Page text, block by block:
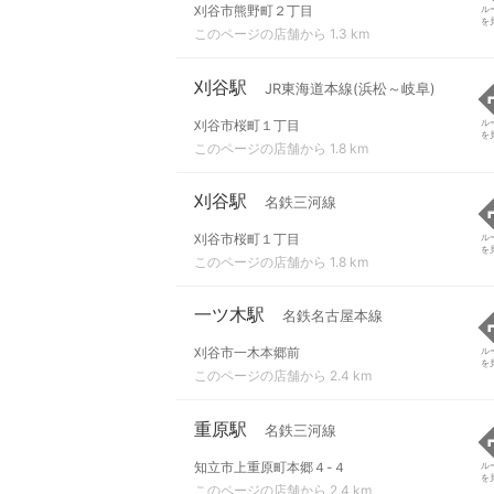
刈谷市熊野町２丁目
このページの店舗から 1.3 km
ル
を
刈谷駅 JR東海道本線(浜松～岐阜)
刈谷市桜町１丁目
このページの店舗から 1.8 km
ル
を
刈谷駅 名鉄三河線
刈谷市桜町１丁目
このページの店舗から 1.8 km
ル
を
一ツ木駅 名鉄名古屋本線
刈谷市一木本郷前
このページの店舗から 2.4 km
ル
を
重原駅 名鉄三河線
知立市上重原町本郷４-４
このページの店舗から 2.4 km
ル
を